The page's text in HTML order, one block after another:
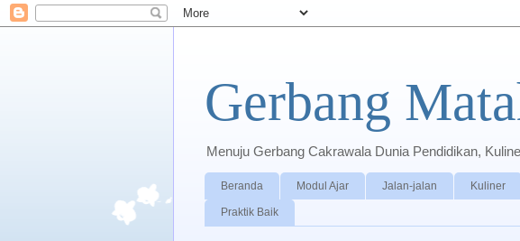
Gerbang
Menuju Gerbang Cakrawala Dunia Pendidikan,
Beranda Modul Ajar Jalan-jalan Kuliner
Praktik Baik